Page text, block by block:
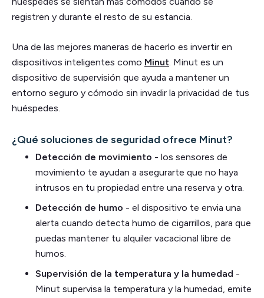
registren y durante el resto de su estancia.
Una de las mejores maneras de hacerlo es invertir en
dispositivos inteligentes como Minut. Minut es un
dispositivo de supervisión que ayuda a mantener un
entorno seguro y cómodo sin invadir la privacidad de tus
huéspedes.
¿Qué soluciones de seguridad ofrece Minut?
Detección de movimiento - los sensores de
movimiento te ayudan a asegurarte que no haya
intrusos en tu propiedad entre una reserva y otra.
Detección de humo - el dispositivo te envia una
alerta cuando detecta humo de cigarrillos, para que
puedas mantener tu alquiler vacacional libre de
humos.
Supervisión de la temperatura y la humedad -
Minut supervisa la temperatura y la humedad, emite